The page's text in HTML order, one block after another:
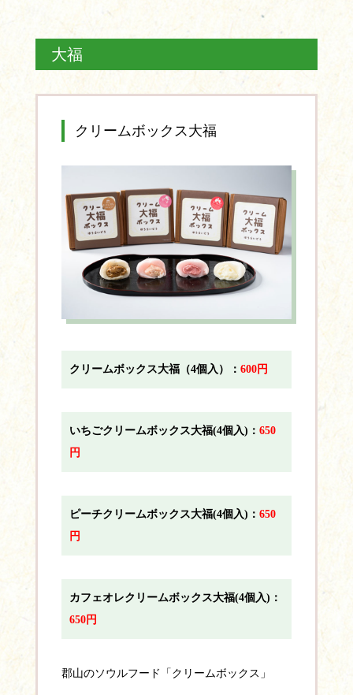
大福
クリームボックス大福
クリームボックス大福（4個入）： 600円
いちごクリームボックス大福(4個入)： 650
円
ピーチクリームボックス大福(4個入)： 650
円
カフェオレクリームボックス大福(4個入)：
650円
郡山のソウルフード「クリームボックス」